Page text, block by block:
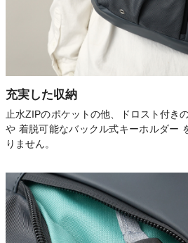
充実した収納
止水ZIPのポケットの他、ドロスト付き
や 着脱可能なバックル式キーホルダー
りません。